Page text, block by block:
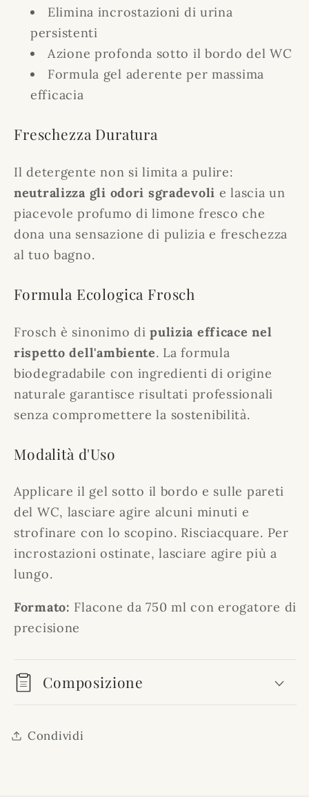
Elimina incrostazioni di urina
persistenti
Azione profonda sotto il bordo del WC
Formula gel aderente per massima
efficacia
Freschezza Duratura
Il detergente non si limita a pulire:
neutralizza gli odori sgradevoli e lascia un
piacevole profumo di limone fresco che
dona una sensazione di pulizia e freschezza
al tuo bagno.
Formula Ecologica Frosch
Frosch è sinonimo dipulizia efficace nel
rispetto dell'ambiente. La formula
biodegradabile con ingredienti di origine
naturale garantisce risultati professionali
senza compromettere la sostenibilità.
Modalità d'Uso
Applicare il gel sotto il bordo e sulle pareti
del WC, lasciare agire alcuni minuti e
strofinare con lo scopino. Risciacquare. Per
incrostazioni ostinate, lasciare agire più a
lungo.
Formato: Flacone da 750 ml con erogatore di
precisione
Composizione
Condividi